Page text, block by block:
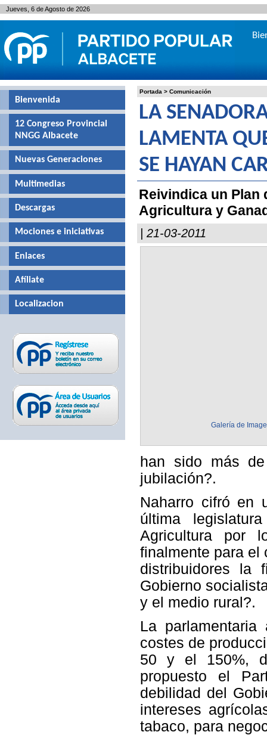
Portada > Comunicación
LA
LAMENTA
SE HAYAN
Reivindica un Plan
Agricultura y
| 21-03-2011
Galería de
han sido más
jubilación?.
Naharro cifró en
última
Agricultura por
finalmente para el
distribuidores la
Gobierno
y el medio rural?.
La
costes de
50 y el 150%,
propuesto el
debilidad del
intereses
tabaco, para
Bienvenida
12 Congreso Provincial
NNGG Albacete
Nuevas Generaciones
Multimedias
Descargas
Mociones e iniciativas
Enlaces
Afíliate
Localizacion
Jueves, 6 de Agosto de 2026